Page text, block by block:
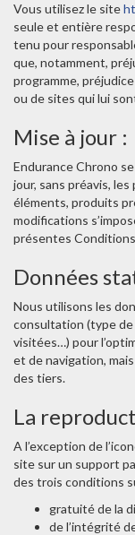
Vous utilisez le site
seule et entière
tenu pour
que, notamment,
programme,
ou de sites qui lui
Mise à jour :
Endurance Chrono
jour, sans préavis,
éléments, produits
modifications
présentes
Données
Nous utilisons les
consultation (type de
visitées…) pour
et de navigation,
des tiers.
La
A l’exception de
site sur un support
des trois conditions
gratuité de la
de l’intégrité